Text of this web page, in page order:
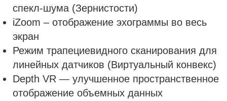
спекл-шума (Зернистости)
iZoom – отображение эхограммы во весь
экран
Режим трапециевидного сканирования для
линейных датчиков (Виртуальный конвекс)
Depth VR — улучшенное пространственное
отображение объемных данных